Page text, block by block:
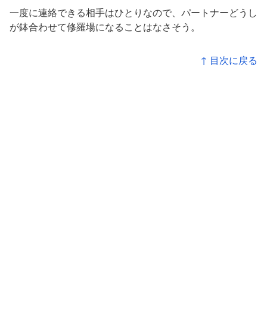
一度に連絡できる相手はひとりなので、パートナーどうし
が鉢合わせて修羅場になることはなさそう。
↑ 目次に戻る